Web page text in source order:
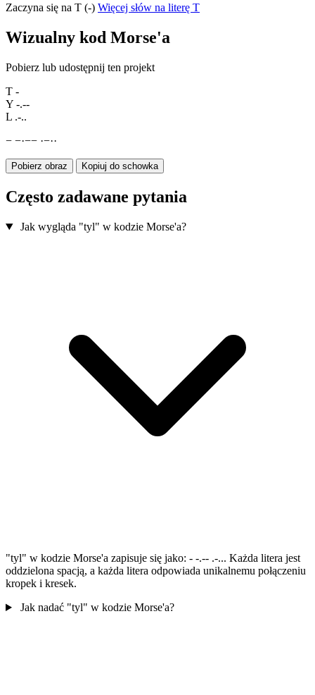
Zaczyna się na T (-) Więcej słów na literę T
Wizualny kod Morse'a
Pobierz lub udostępnij ten projekt
T -
Y -.--
L .-..
− −·−− ·−··
Pobierz obraz Kopiuj do schowka
Często zadawane pytania
Jak wygląda "tyl" w kodzie Morse'a?
"tyl" w kodzie Morse'a zapisuje się jako: - -.-- .-... Każda litera jest
oddzielona spacją, a każda litera odpowiada unikalnemu połączeniu
kropek i kresek.
Jak nadać "tyl" w kodzie Morse'a?